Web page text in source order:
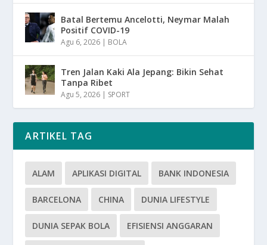
Batal Bertemu Ancelotti, Neymar Malah
Positif COVID-19
Agu 6, 2026 | BOLA
Tren Jalan Kaki Ala Jepang: Bikin Sehat
Tanpa Ribet
Agu 5, 2026 | SPORT
ARTIKEL TAG
ALAM APLIKASI DIGITAL BANK INDONESIA
BARCELONA CHINA DUNIA LIFESTYLE
DUNIA SEPAK BOLA EFISIENSI ANGGARAN